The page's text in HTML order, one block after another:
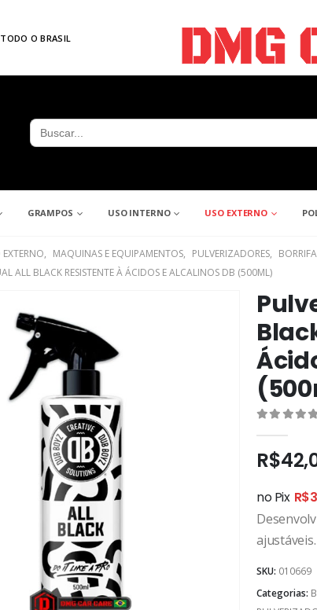
O BRASIL
Search
for:
GRAMPOS USO INTERNO USO EXTERNO
EXTERNO, MAQUINAS E EQUIPAMENTOS, PULVERIZADORES,
ALL BLACK RESISTENTE À ÁCIDOS E ALCALINOS DB (500ML)
R$
no Pix R$
SKU: 010669
Categorias: